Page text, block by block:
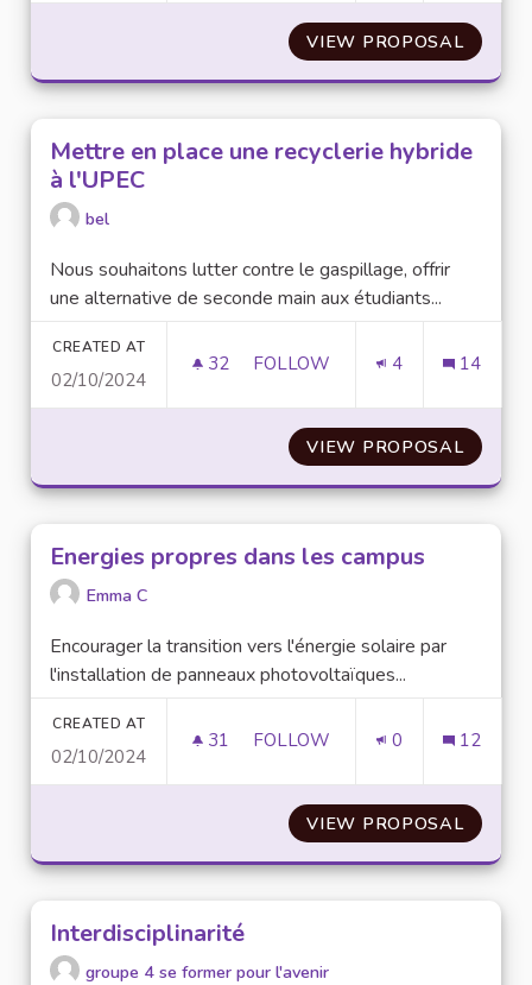
VIEW PROPOSALCHAT
Mettre en place une recyclerie hybride
à l'UPEC
bel
Nous souhaitons lutter contre le gaspillage, offrir
une alternative de seconde main aux étudiants...
CREATED AT
02/10/2024
32 32 FOLLOWERS
FOLLOW 4 14
VIEW PROPOSAL
Energies propres dans les campus
Emma C
Encourager la transition vers l'énergie solaire par
l'installation de panneaux photovoltaïques...
CREATED AT
02/10/2024
31 31 FOLLOWERS
FOLLOW 0 12
VIEW PROPOSAL
Interdisciplinarité
groupe 4 se former pour l'avenir